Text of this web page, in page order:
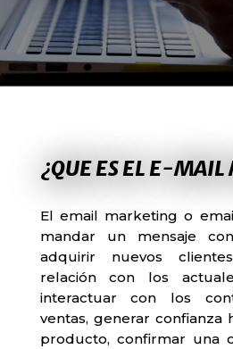
¿QUE ES EL E-
El email marketing o
mandar un mensaje
adquirir nuevos
relación con los
interactuar con los
ventas, generar confianza
producto, confirmar una